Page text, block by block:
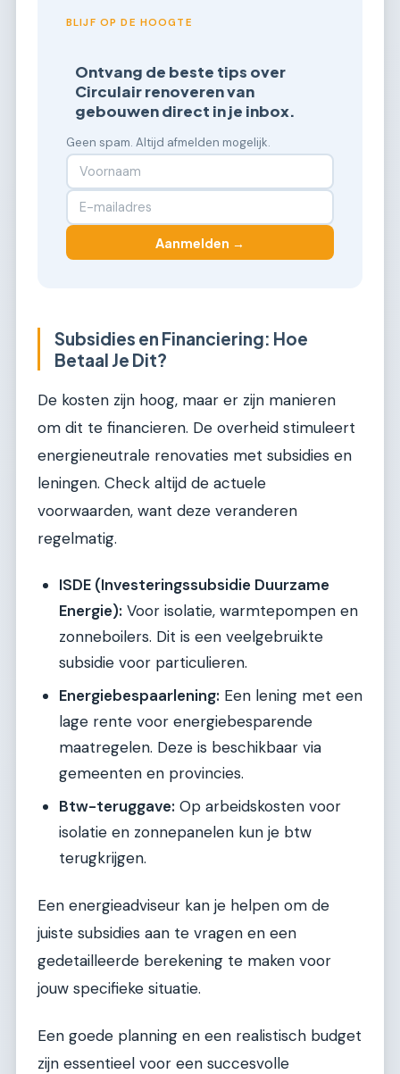
BLIJF OP DE HOOGTE
Ontvang de beste tips over
Circulair renoveren van
gebouwen direct in je inbox.
Geen spam. Altijd afmelden mogelijk.
Aanmelden →
Subsidies en Financiering: Hoe
Betaal Je Dit?
De kosten zijn hoog, maar er zijn manieren
om dit te financieren. De overheid stimuleert
energieneutrale renovaties met subsidies en
leningen. Check altijd de actuele
voorwaarden, want deze veranderen
regelmatig.
ISDE (Investeringssubsidie Duurzame
Energie): Voor isolatie, warmtepompen en
zonneboilers. Dit is een veelgebruikte
subsidie voor particulieren.
Energiebespaarlening: Een lening met een
lage rente voor energiebesparende
maatregelen. Deze is beschikbaar via
gemeenten en provincies.
Btw-teruggave: Op arbeidskosten voor
isolatie en zonnepanelen kun je btw
terugkrijgen.
Een energieadviseur kan je helpen om de
juiste subsidies aan te vragen en een
gedetailleerde berekening te maken voor
jouw specifieke situatie.
Een goede planning en een realistisch budget
zijn essentieel voor een succesvolle